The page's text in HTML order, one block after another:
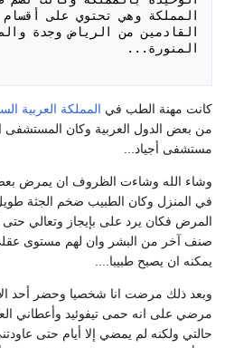
كانت مهنة الطب في المملكة العربية
من بعض الدول العربية وكان المستشفى
مستشفى أجياد...
وشاء الله وشاءت الظروف ان يمرض بعض
في المنزل وكان الطبيب ضخم الجثة
المرض فكان يرد على بإيجاز وتعالي حتى
صنف آخر من البشر وان لهم مستوى
يمكنه ان يصبح طبيبا....
وبعد ذلك مرضت انا شخصيا وحضر أحد
مرضي على انه حمى تيفوئيد وأعطاني
حالتي ولكنه لم يمضي إلا أيام حتى